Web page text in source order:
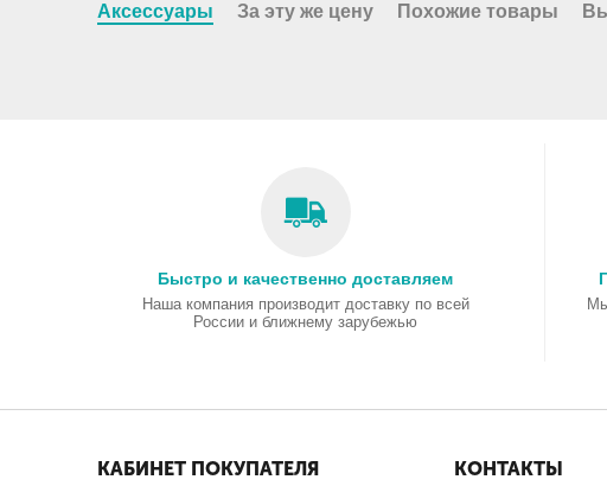
Аксессуары За эту же цену Похожие товары
Быстро и качественно доставляем
Наша компания производит доставку по всей
России и ближнему зарубежью
КАБИНЕТ ПОКУПАТЕЛЯ КОНТАКТЫ